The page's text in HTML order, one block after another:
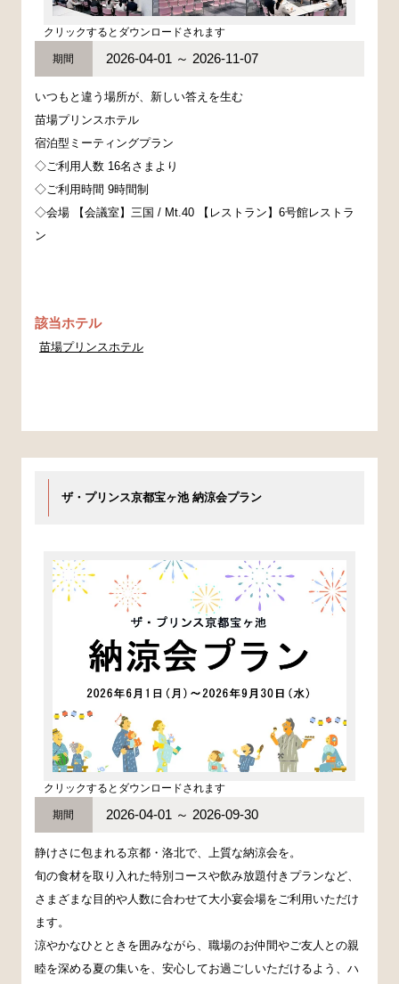
クリックするとダウンロードされます
期間 2026-04-01 ～ 2026-11-07
いつもと違う場所が、新しい答えを生む
苗場プリンスホテル
宿泊型ミーティングプラン
◇ご利用人数 16名さまより
◇ご利用時間 9時間制
◇会場 【会議室】三国 / Mt.40 【レストラン】6号館レストラ
ン
該当ホテル
苗場プリンスホテル
ザ・プリンス京都宝ヶ池 納涼会プラン
クリックするとダウンロードされます
期間 2026-04-01 ～ 2026-09-30
静けさに包まれる京都・洛北で、上質な納涼会を。
旬の食材を取り入れた特別コースや飲み放題付きプランなど、
さまざまな目的や人数に合わせて大小宴会場をご利用いただけ
ます。
涼やかなひとときを囲みながら、職場のお仲間やご友人との親
睦を深める夏の集いを、安心してお過ごしいただけるよう、ハ